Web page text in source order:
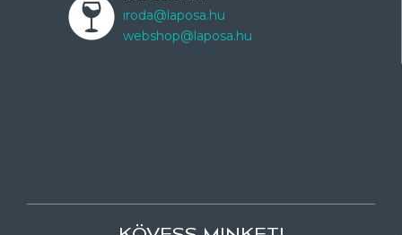
iroda@laposa.hu
webshop@laposa.hu